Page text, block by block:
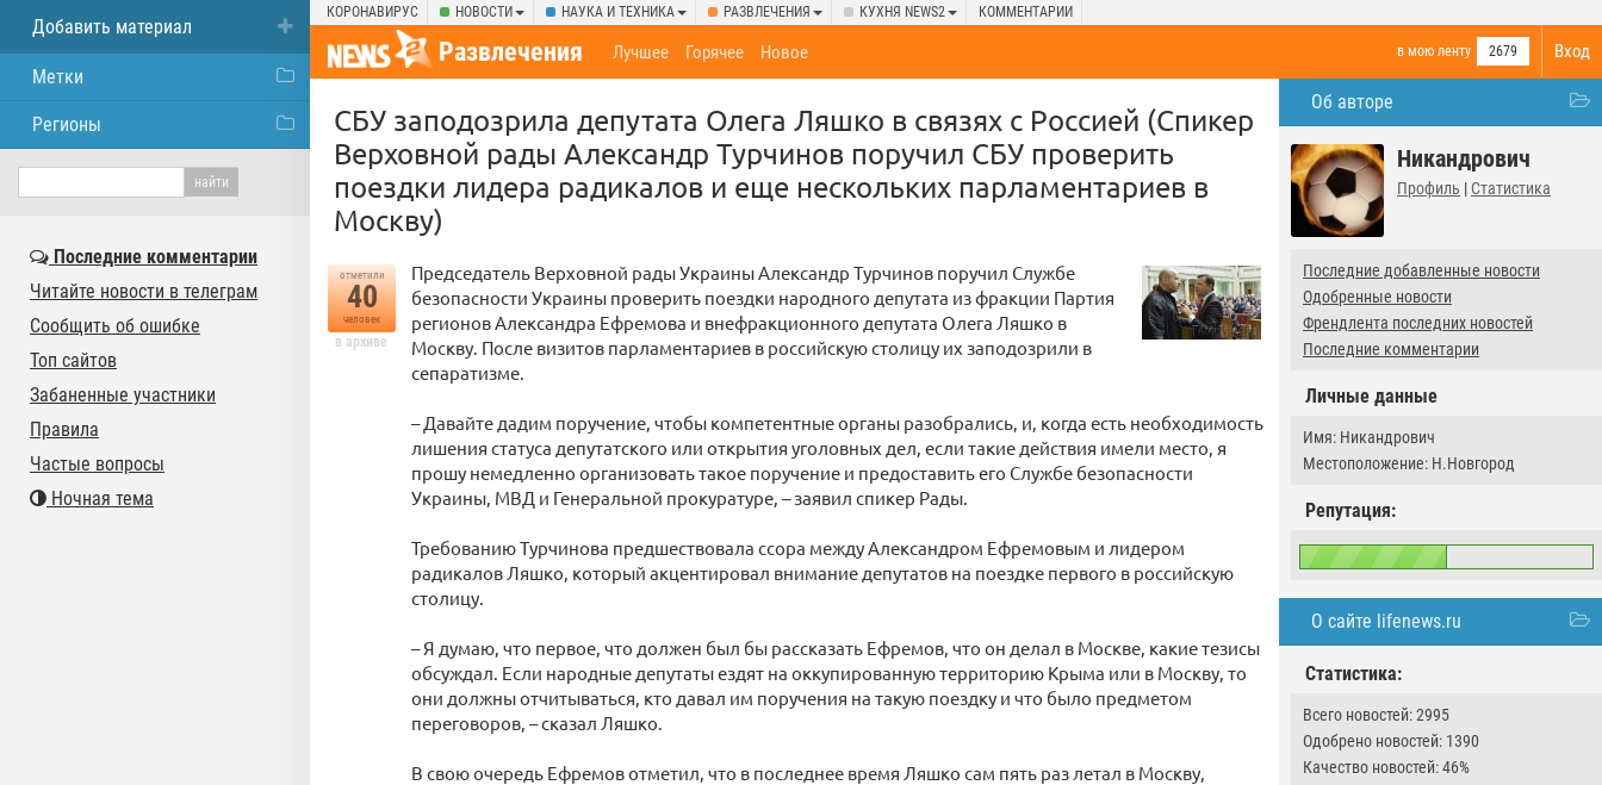
КОРОНАВИРУС НОВОСТИ НАУКА И ТЕХНИКА РАЗВЛЕЧЕНИЯ КУХНЯ NEWS2 КОММЕНТАРИИ
Вход
Развлечения в мою ленту 2679
Лучшее Горячее Новое
Об авторе
Никандрович
Профиль | Статистика
Последние добавленные новости
Одобренные новости
Френдлента последних новостей
Последние комментарии
Личные данные
Имя: Никандрович
Местоположение: Н.Новгород
Репутация:
О сайте lifenews.ru
Статистика:
Всего новостей: 2995
Одобрено новостей: 1390
Качество новостей: 46%
СБУ заподозрила депутата Олега Ляшко в связях с Россией (Спикер
Верховной рады Александр Турчинов поручил СБУ проверить
поездки лидера радикалов и еще нескольких парламентариев в
Москву)
отметили
40
человек
в архиве
Председатель Верховной рады Украины Александр Турчинов поручил Службе
безопасности Украины проверить поездки народного депутата из фракции Партия
регионов Александра Ефремова и внефракционного депутата Олега Ляшко в
Москву. После визитов парламентариев в российскую столицу их заподозрили в
сепаратизме.
– Давайте дадим поручение, чтобы компетентные органы разобрались, и, когда есть необходимость
лишения статуса депутатского или открытия уголовных дел, если такие действия имели место, я
прошу немедленно организовать такое поручение и предоставить его Службе безопасности
Украины, МВД и Генеральной прокуратуре, – заявил спикер Рады.
Требованию Турчинова предшествовала ссора между Александром Ефремовым и лидером
радикалов Ляшко, который акцентировал внимание депутатов на поездке первого в российскую
столицу.
– Я думаю, что первое, что должен был бы рассказать Ефремов, что он делал в Москве, какие тезисы
обсуждал. Если народные депутаты ездят на оккупированную территорию Крыма или в Москву, то
они должны отчитываться, кто давал им поручения на такую поездку и что было предметом
переговоров, – сказал Ляшко.
В свою очередь Ефремов отметил, что в последнее время Ляшко сам пять раз летал в Москву,
Добавить материал
Метки
Регионы
Последние комментарии
Читайте новости в телеграм
Сообщить об ошибке
Топ сайтов
Забаненные участники
Правила
Частые вопросы
Ночная тема